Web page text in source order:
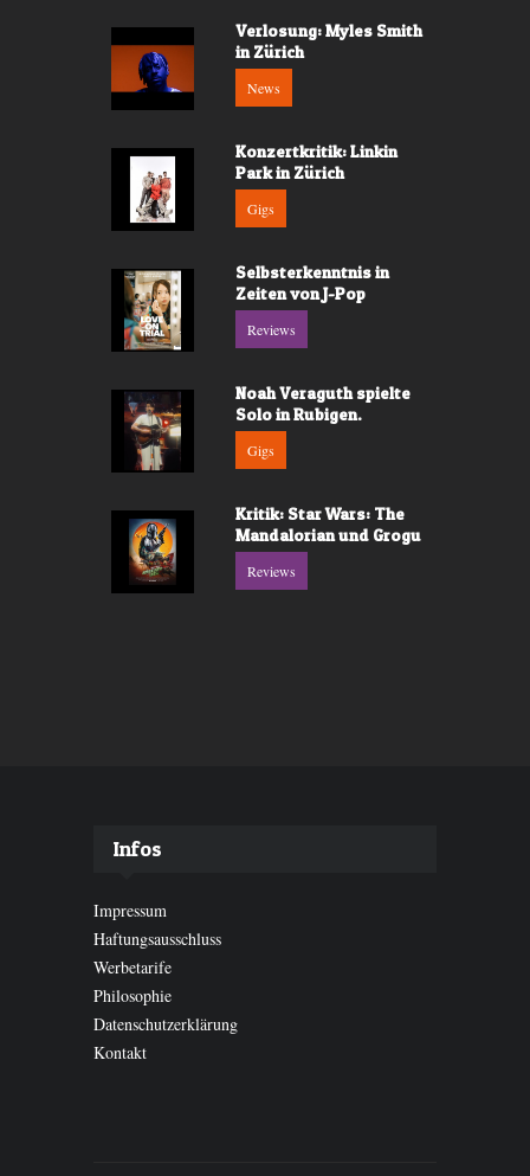
Verlosung: Myles Smith
in Zürich
News
Konzertkritik: Linkin
Park in Zürich
Gigs
Selbsterkenntnis in
Zeiten von J-Pop
Reviews
Noah Veraguth spielte
Solo in Rubigen.
Gigs
Kritik: Star Wars: The
Mandalorian und Grogu
Reviews
Infos
Impressum
Haftungsausschluss
Werbetarife
Philosophie
Datenschutzerklärung
Kontakt